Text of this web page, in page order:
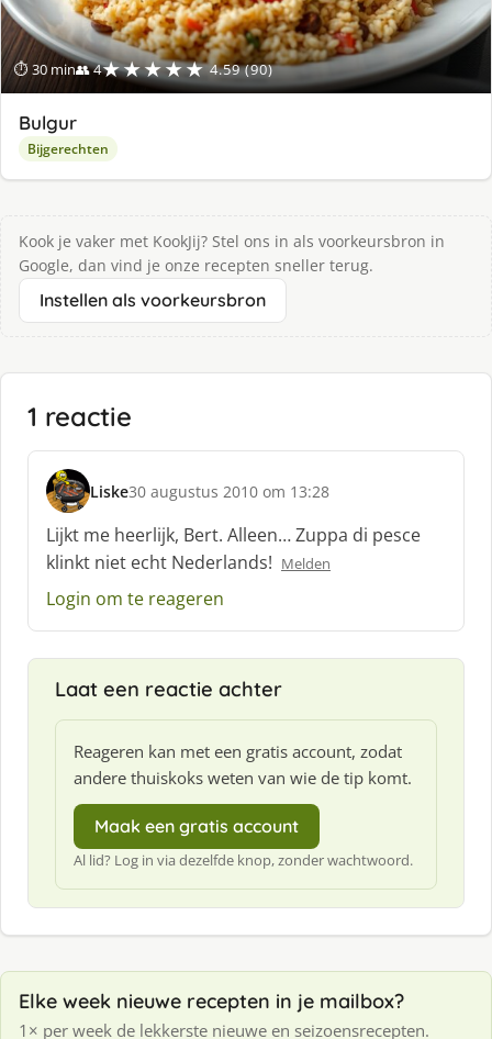
⏱ 30 min👥 4★★★★★ 4.59 (90)
Bulgur
Bijgerechten
Kook je vaker met KookJij? Stel ons in als voorkeursbron in
Google, dan vind je onze recepten sneller terug.
Instellen als voorkeursbron
1 reactie
Liske
s
c
h
r
e
:
30 augustus 2010 om 13:28
Lijkt me heerlijk, Bert. Alleen… Zuppa di pesce
klinkt niet echt Nederlands! Melden
Login om te reageren
Laat een reactie achter
Reageren kan met een gratis account, zodat
andere thuiskoks weten van wie de tip komt.
Maak een gratis account
Al lid? Log in via dezelfde knop, zonder wachtwoord.
Elke week nieuwe recepten in je mailbox?
1× per week de lekkerste nieuwe en seizoensrecepten.